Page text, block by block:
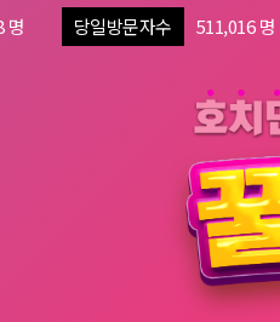
명 당일방문자수 511,016 명